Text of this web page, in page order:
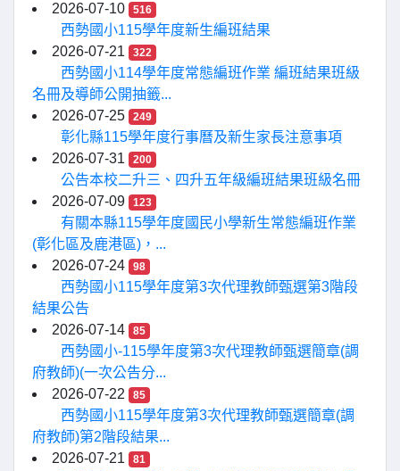
2026-07-10 516
西勢國小115學年度新生編班結果
2026-07-21
322
西勢國小114學年度常態編班作業 編班結果班級
名冊及導師公開抽籤...
2026-07-25
249
彰化縣115學年度行事曆及新生家長注意事項
2026-07-31
200
公告本校二升三、四升五年級編班結果班級名冊
2026-07-09
123
有關本縣115學年度國民小學新生常態編班作業
(彰化區及鹿港區)，...
2026-07-24
98
西勢國小115學年度第3次代理教師甄選第3階段
結果公告
2026-07-14
85
西勢國小-115學年度第3次代理教師甄選簡章(調
府教師)(一次公告分...
2026-07-22
85
西勢國小115學年度第3次代理教師甄選簡章(調
府教師)第2階段結果...
2026-07-21
81